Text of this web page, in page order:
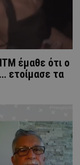
έμαθε ότι ο
ετοίμασε τα